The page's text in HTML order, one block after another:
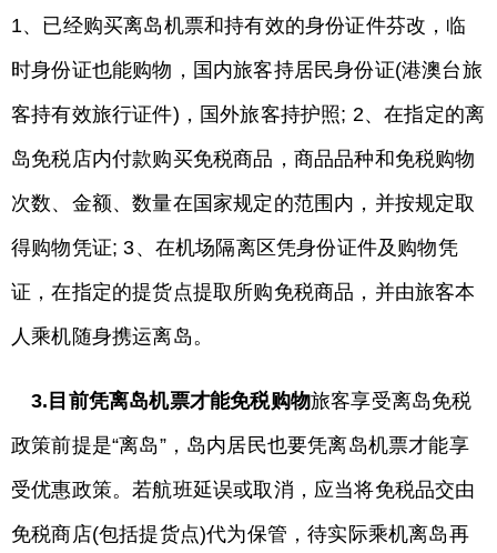
1、已经购买离岛机票和持有效的身份证件芬改，临
时身份证也能购物，国内旅客持居民身份证(港澳台旅
客持有效旅行证件)，国外旅客持护照; 2、在指定的离
岛免税店内付款购买免税商品，商品品种和免税购物
次数、金额、数量在国家规定的范围内，并按规定取
得购物凭证; 3、在机场隔离区凭身份证件及购物凭
证，在指定的提货点提取所购免税商品，并由旅客本
人乘机随身携运离岛。
3.目前凭离岛机票才能免税购物旅客享受离岛免税
政策前提是“离岛”，岛内居民也要凭离岛机票才能享
受优惠政策。若航班延误或取消，应当将免税品交由
免税商店(包括提货点)代为保管，待实际乘机离岛再